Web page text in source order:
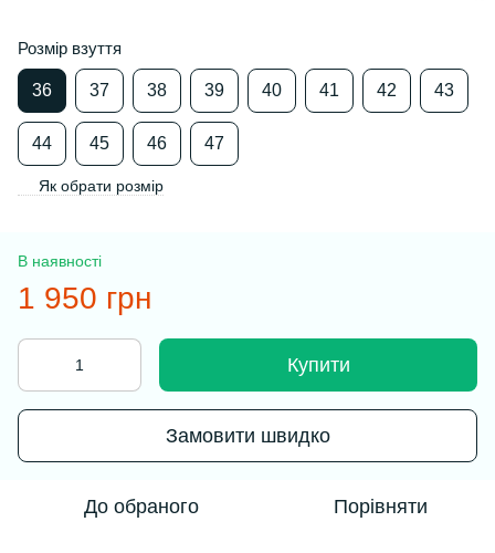
Розмір взуття
36 37 38 39 40 41 42 43
44 45 46 47
Як обрати розмір
В наявності
1 950 грн
Купити
Замовити швидко
До обраного Порівняти